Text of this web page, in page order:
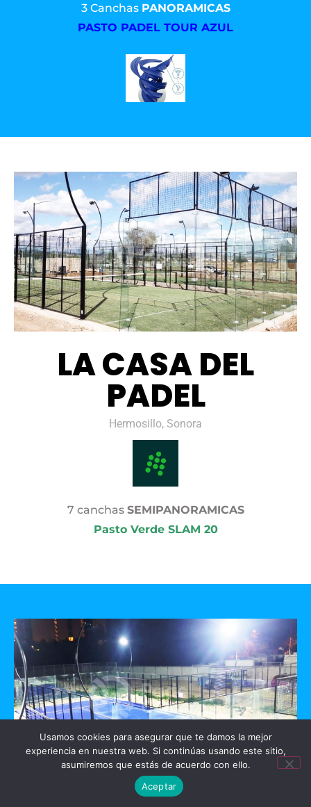
3 Canchas PANORAMICAS
PASTO PADEL TOUR AZUL
LA CASA DEL
PADEL
Hermosillo, Sonora
7 canchas SEMIPANORAMICAS
Pasto Verde SLAM 20
Usamos cookies para asegurar que te damos la mejor
experiencia en nuestra web. Si continúas usando este sitio,
asumiremos que estás de acuerdo con ello.
Aceptar